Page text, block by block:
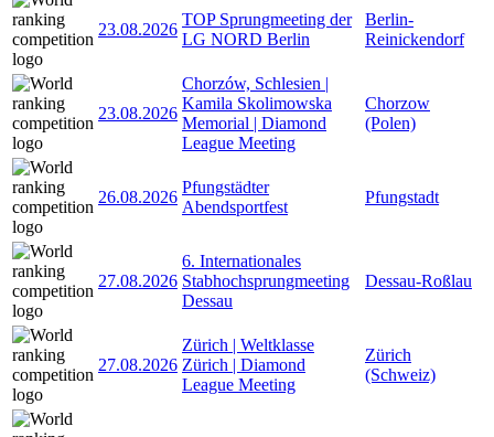
23.08.2026
TOP Sprungmeeting der
LG NORD Berlin
Berlin-
Reinickendorf
23.08.2026
Chorzów, Schlesien |
Kamila Skolimowska
Memorial | Diamond
League Meeting
Chorzow
(Polen)
26.08.2026
Pfungstädter
Abendsportfest
Pfungstadt
27.08.2026
6. Internationales
Stabhochsprungmeeting
Dessau
Dessau-Roßlau
27.08.2026
Zürich | Weltklasse
Zürich | Diamond
League Meeting
Zürich
(Schweiz)